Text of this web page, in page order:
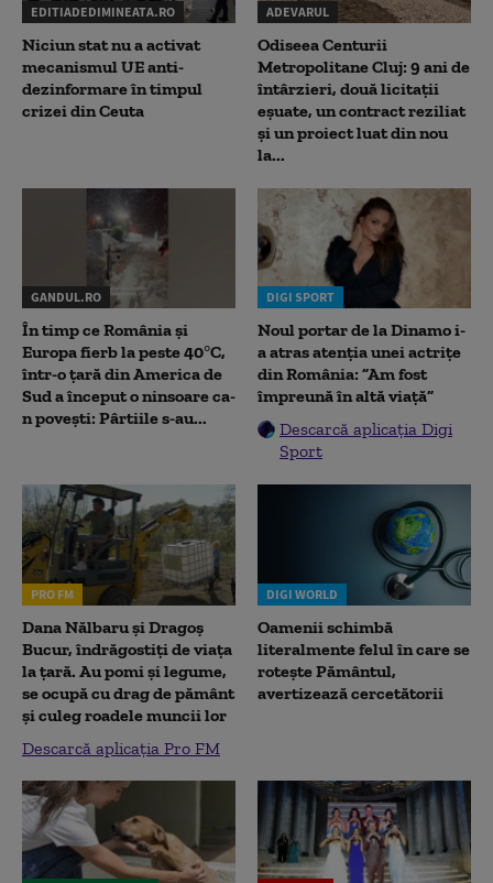
EDITIADEDIMINEATA.RO
Niciun stat nu a activat
mecanismul UE anti-
dezinformare în timpul
crizei din Ceuta
ADEVARUL
Odiseea Centurii
Metropolitane Cluj: 9 ani de
întârzieri, două licitații
eșuate, un contract reziliat
și un proiect luat din nou
la...
GANDUL.RO
În timp ce România și
Europa fierb la peste 40°C,
într-o țară din America de
Sud a început o ninsoare ca-
n povești: Pârtiile s-au...
DIGI SPORT
Noul portar de la Dinamo i-
a atras atenția unei actrițe
din România: ”Am fost
împreună în altă viață”
Descarcă aplicația Digi
Sport
PRO FM
Dana Nălbaru și Dragoș
Bucur, îndrăgostiți de viața
la țară. Au pomi și legume,
se ocupă cu drag de pământ
și culeg roadele muncii lor
Descarcă aplicația Pro FM
DIGI WORLD
Oamenii schimbă
literalmente felul în care se
rotește Pământul,
avertizează cercetătorii